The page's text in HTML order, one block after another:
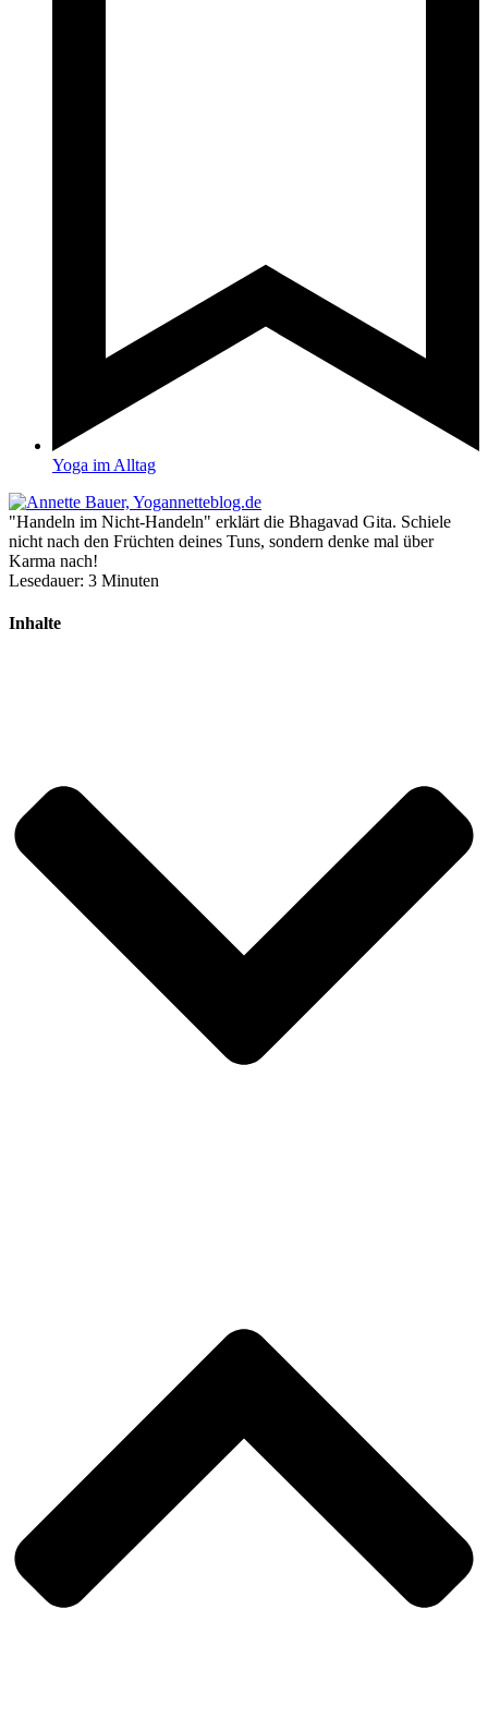
Yoga im Alltag
"Handeln im Nicht-Handeln" erklärt die Bhagavad Gita. Schiele
nicht nach den Früchten deines Tuns, sondern denke mal über
Karma nach!
Lesedauer: 3 Minuten
Inhalte